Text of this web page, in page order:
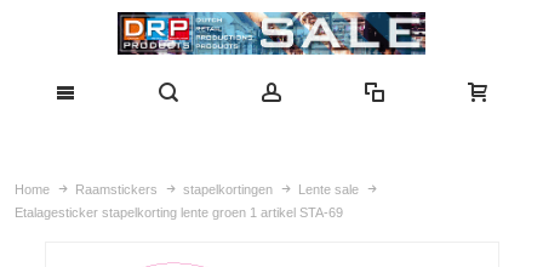
Home Raamstickers stapelkortingen
Lente sale
Etalagesticker stapelkorting lente groen 1 artikel STA-69